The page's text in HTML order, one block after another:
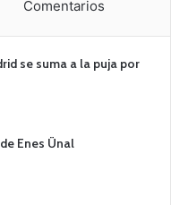
Comentarios
se suma a la puja por
Enes Ünal